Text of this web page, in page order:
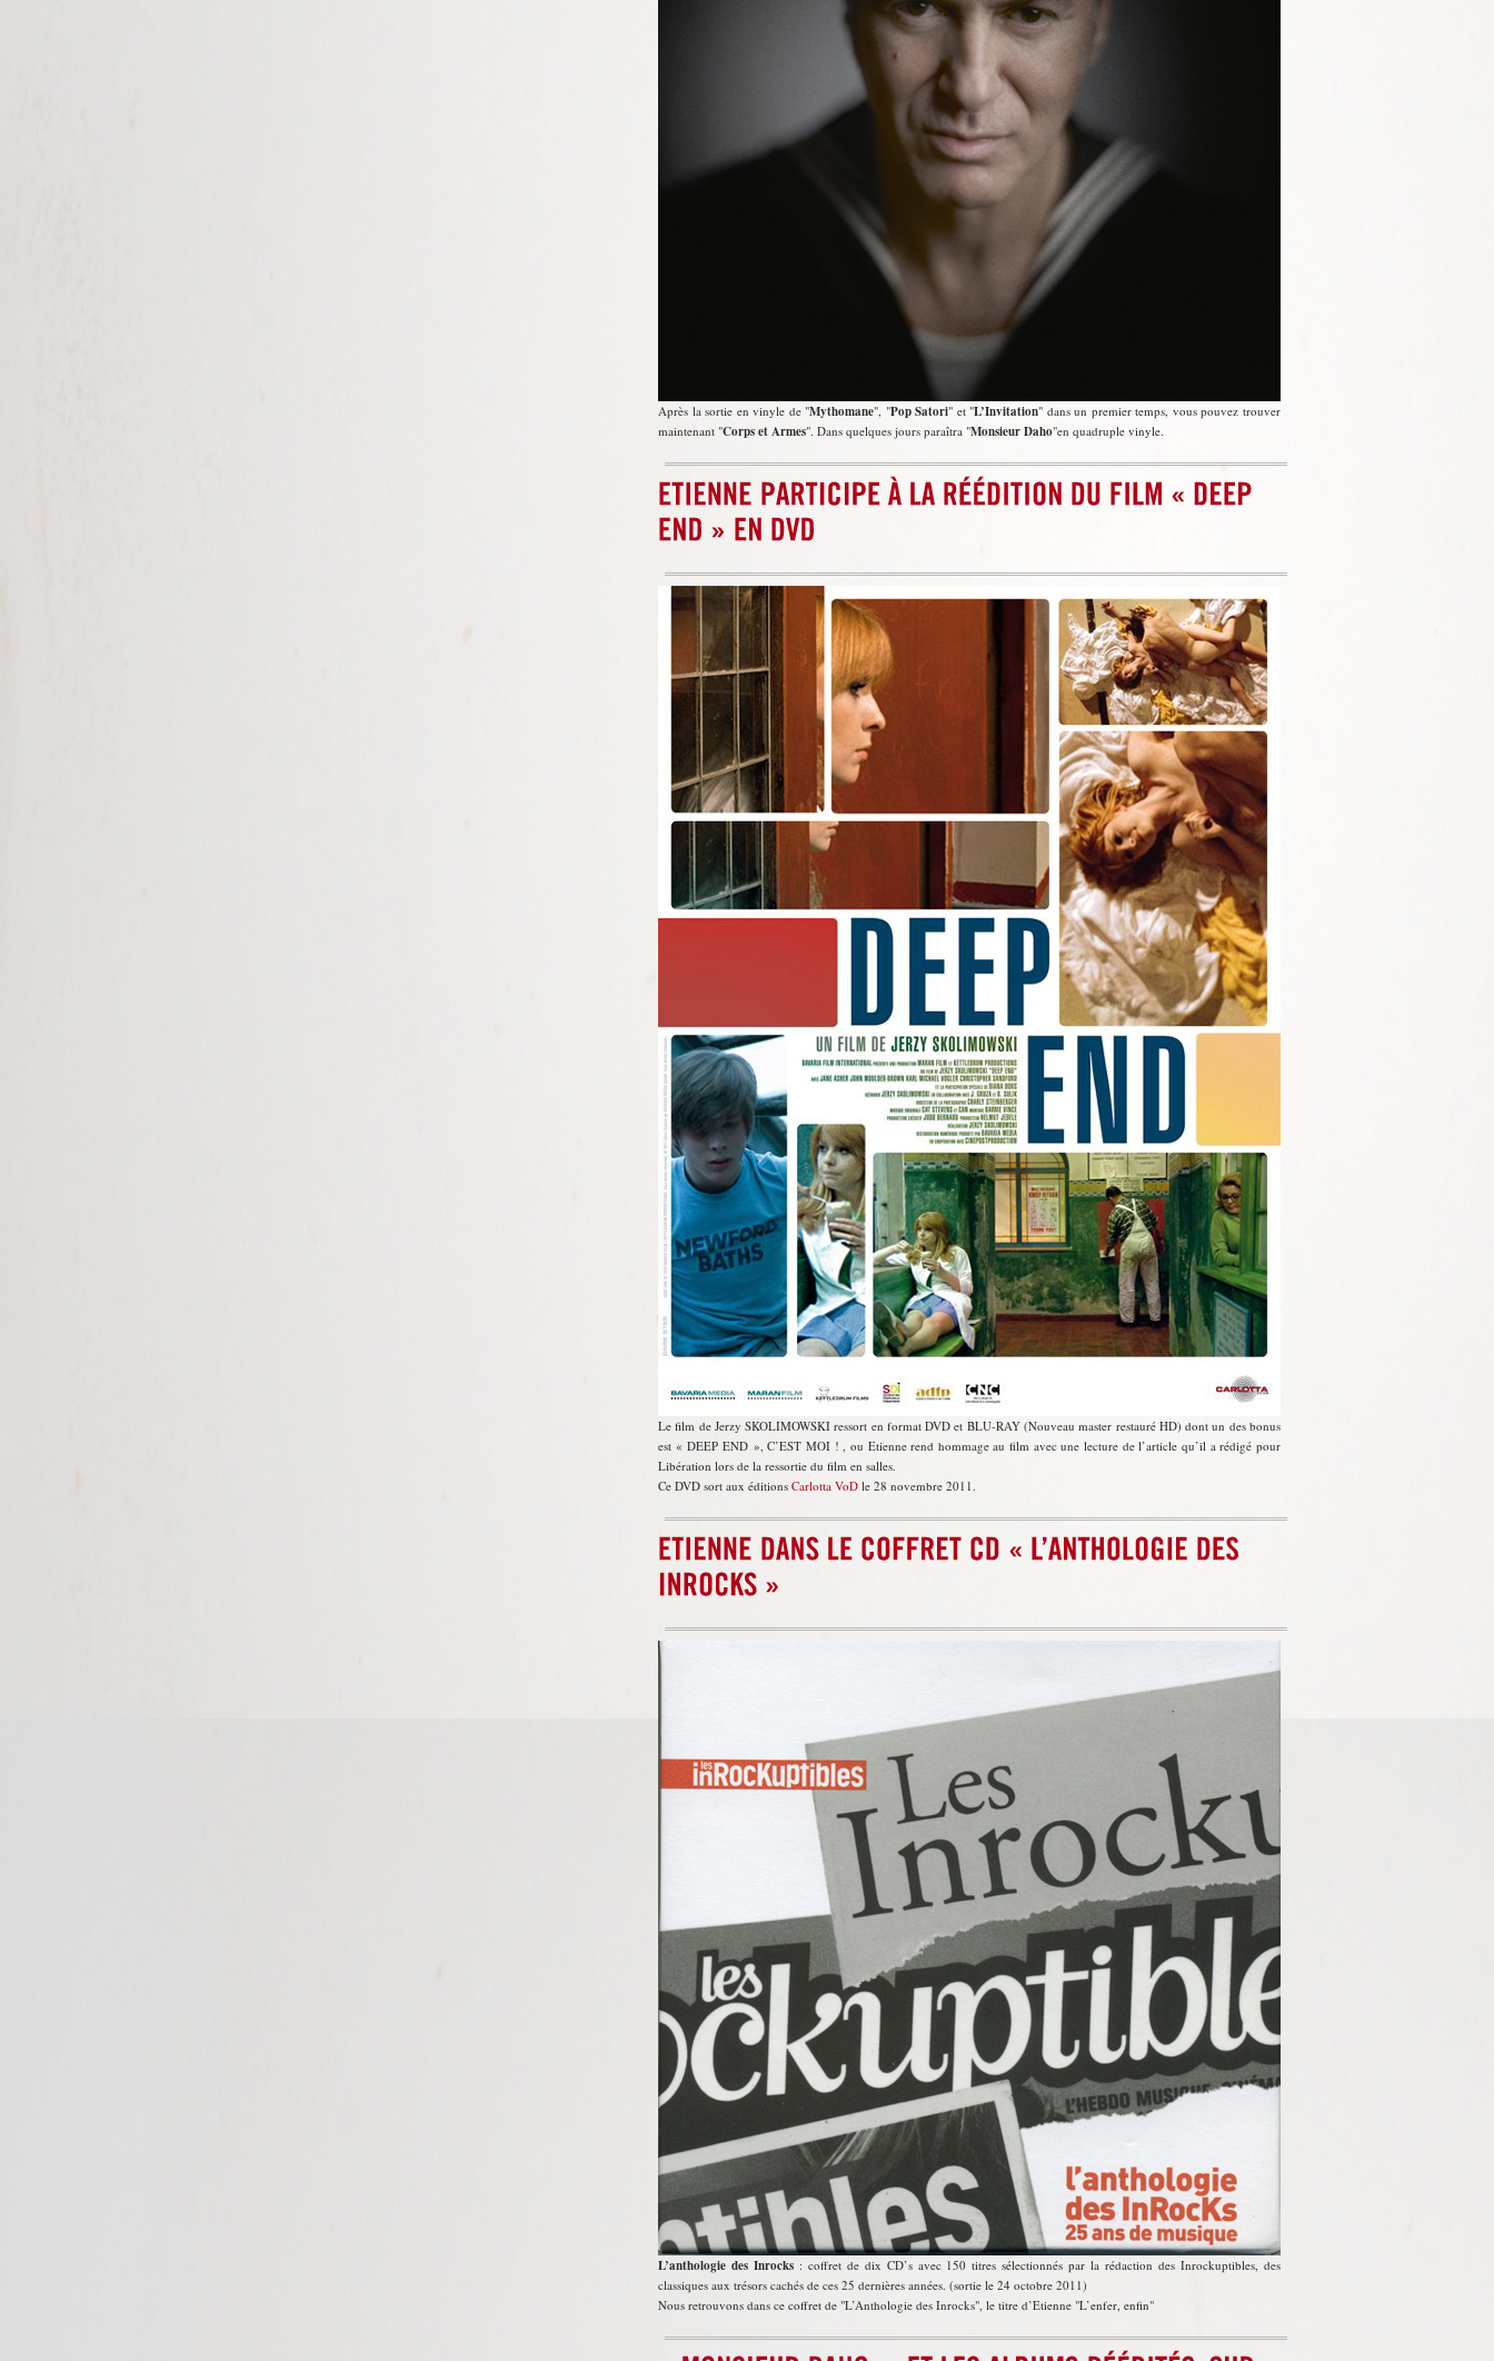
Après la sortie en vinyle de Mythomane , Pop Satori et L’Invitation dans un premier temps, vous pouvez trouver
maintenant Corps et Armes . Dans quelques jours paraîtra Monsieur Daho en quadruple vinyle.
Le film de Jerzy SKOLIMOWSKI ressort en format DVD et BLU-RAY (Nouveau master restauré HD) dont un des bonus
est « DEEP END », C’EST MOI ! , ou Etienne rend hommage au film avec une lecture de l’article qu’il a rédigé pour
Libération lors de la ressortie du film en salles.
Ce DVD sort aux éditions Carlotta VoD le 28 novembre 2011.
L’anthologie des Inrocks: coffret de dix CD’s avec 150 titres sélectionnés par la rédaction des Inrockuptibles, des
classiques aux trésors cachés de ces 25 dernières années. (sortie le 24 octobre 2011)
Nous retrouvons dans ce coffret de L’Anthologie des Inrocks , le titre d’Etienne L’enfer, enfin